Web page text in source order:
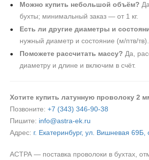
Можно купить небольшой объём?
бухты; минимальный заказ — от 1 кг.
Есть ли другие диаметры и
нужный диаметр и состояние (м/птв/тв).
Поможете рассчитать массу? Да,
диаметру и длине и включим в счёт.
Хотите купить латунную проволоку 2
Позвоните: +7 (343) 346‑90‑38
Пишите: info@astra-ek.ru
Адрес: г. Екатеринбург, ул. Вишневая
АСТРА — поставка проволоки в бухтах,